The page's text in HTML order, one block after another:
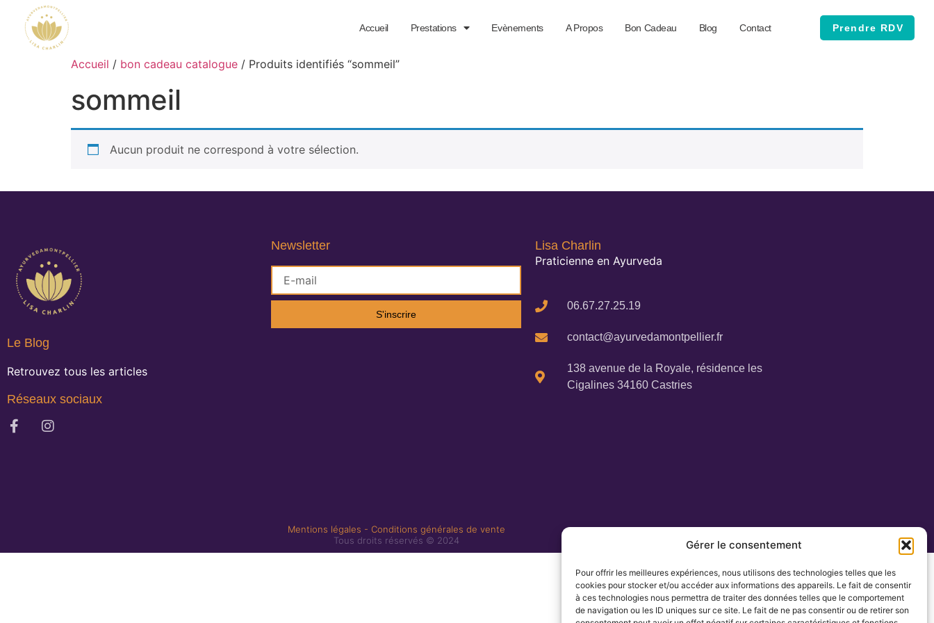
Gérer le consentement
Pour offrir les meilleures expériences, nous utilisons des technologies telles que les
cookies pour stocker et/ou accéder aux informations des appareils. Le fait de consentir
à ces technologies nous permettra de traiter des données telles que le comportement
de navigation ou les ID uniques sur ce site. Le fait de ne pas consentir ou de retirer son
Accueil Prestations Evènements A Propos Bon Cadeau Blog Contact Prendre RDV
Accueil / bon cadeau catalogue / Produits identifiés “sommeil”
sommeil
Aucun produit ne correspond à votre sélection.
Le Blog
Retrouvez tous les articles
Réseaux sociaux
Newsletter
S'inscrire
Lisa Charlin
Praticienne en Ayurveda
06.67.27.25.19
contact@ayurvedamontpellier.fr
138 avenue de la Royale, résidence les
Cigalines 34160 Castries
Mentions légales - Conditions générales de vente
Tous droits réservés © 2024